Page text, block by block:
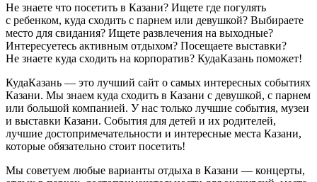
Не знаете что посетить в Казани? Ищете где погулять
с ребенком, куда сходить с парнем или девушкой? Выбираете
место для свидания? Ищете развлечения на выходные?
Интересуетесь активным отдыхом? Посещаете выставки?
Не знаете куда сходить на корпоратив? КудаКазань поможет!
КудаКазань — это лучший сайт о самых интересных событиях
Казани. Мы знаем куда сходить в Казани с девушкой, с парнем
или большой компанией. У нас только лучшие события, музеи
и выставки Казани. События для детей и их родителей,
лучшие достопримечательности и интересные места Казани,
которые обязательно стоит посетить!
Мы советуем любые варианты отдыха в Казани — концерты,